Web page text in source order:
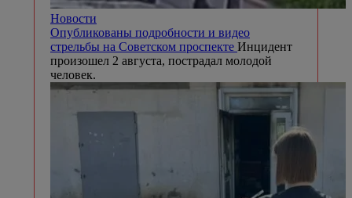
Новости
Опубликованы подробности и видео
стрельбы на Советском проспекте Инцидент
произошел 2 августа, пострадал молодой
человек.